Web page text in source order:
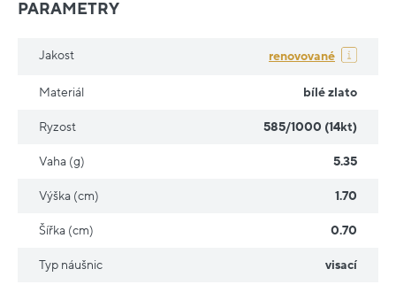
PARAMETRY
Jakost renovované
Materiál bílé zlato
Ryzost 585/1000 (14kt)
Vaha (g) 5.35
Výška (cm) 1.70
Šířka (cm) 0.70
Typ náušnic visací